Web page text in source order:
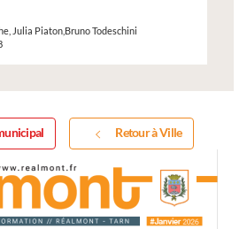
Julia Piaton,Bruno Todeschini
Retour à Ville